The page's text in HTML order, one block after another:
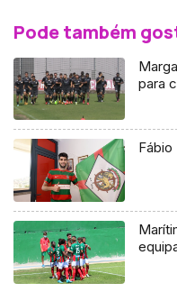
Pode também
para